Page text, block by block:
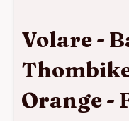
Volare -
Orange -